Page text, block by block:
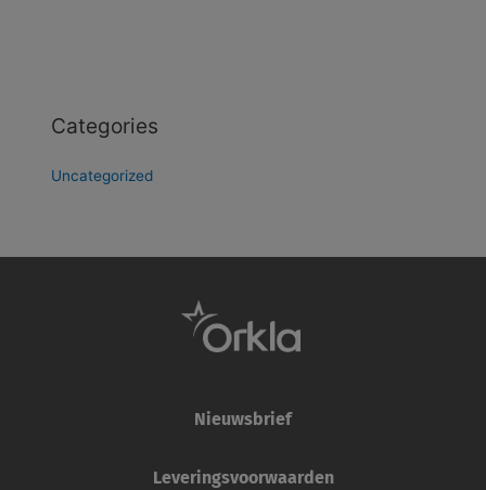
Categories
Uncategorized
Nieuwsbrief
Leveringsvoorwaarden